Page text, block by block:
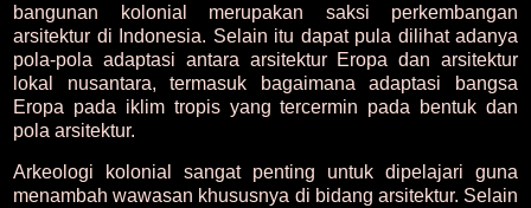
bangunan kolonial merupakan saksi perkembangan
arsitektur di Indonesia. Selain itu dapat pula dilihat adanya
pola-pola adaptasi antara arsitektur Eropa dan arsitektur
lokal nusantara, termasuk bagaimana adaptasi bangsa
Eropa pada iklim tropis yang tercermin pada bentuk dan
pola arsitektur.
Arkeologi kolonial sangat penting untuk dipelajari guna
menambah wawasan khususnya di bidang arsitektur. Selain